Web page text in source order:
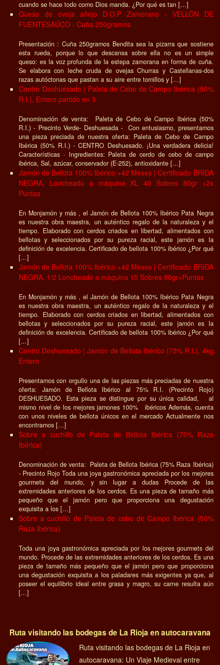
cuando se hace todo como Dios manda. ¿Por qué es tan […]
Queso de oveja añejo D.O.P Zamorano - VELLÓN DE
FUENTESAÚCO - Cuña 250gramos
Presentación : Cuña 250gramos Bendita sea la pizarra que sostiene
esta rueda, porque lo que descansa sobre ella no es un simple
queso: es la voz profunda de la estepa zamorana en forma de cuña.
Se elabora con leche cruda de ovejas Churras y Castellanas-dos
razas autóctonas que pastan a su aire entre tomillos y […]
Centro Deshuesado | Paleta de Cebo de Campo Ibérica (50%
R.I.), Entero partido en 3
Denominación de venta: Paleta de Cebo de Campo Ibérica (50%
R.I.) - Precinto Verde- Deshuesada - Con entusiasmo, presentamos
una pieza preciada de nuestra oferta: Paleta de Cebo de Campo
Ibérica (50% R.I.) - CENTRO Deshuesado. ¡Una verdadera delicia!
Características · Ingredientes: Paleta de cerdo de cebo de campo
ibérica, Sal, azúcar, conservador (E-252), antioxidante […]
Jamón de Bellota 100% Ibérico +42 Meses | Certificado BRIDA
NEGRA, Loncheado a máquina XL 40 Sobres 80gr +2x
Puntas
En Monjamón y más , el Jamón de Bellota 100% Ibérico Pata Negra
es nuestra obra maestra, un auténtico regalo de la naturaleza y el
tiempo. Elaborado con cerdos criados en libertad, alimentados con
bellotas y seleccionados por su pureza racial, este jamón es la
definición de excelencia. Certificado de bellota 100% ibérico ¿Por qué
[…]
Jamón de Bellota 100% Ibérico +42 Meses | Certificado BRIDA
NEGRA, 1/2 Loncheado a máquina 15 Sobres 80gr+Puntas
En Monjamón y más , el Jamón de Bellota 100% Ibérico Pata Negra
es nuestra obra maestra, un auténtico regalo de la naturaleza y el
tiempo. Elaborado con cerdos criados en libertad, alimentados con
bellotas y seleccionados por su pureza racial, este jamón es la
definición de excelencia. Certificado de bellota 100% ibérico ¿Por qué
[…]
Centro Deshuesado | Jamón de Bellota Ibérico (75% R.I.), 4kg
Entero
Presentamos con orgullo una de las piezas más preciadas de nuestra
oferta: Jamón de Bellota Ibérico al 75% R.I. (Precinto Rojo)
DESHUESADO. Esta pieza se distingue por su única calidad, al
mismo nivel de los mejores jamones 100% ibéricos Además, cuenta
con unos niveles de bellota únicos en el mercado Actualmente nos
encontramos […]
Sobre a cuchillo de Paleta de Bellota Ibérica (75% Raza
Ibérica)
Denominación de venta: Paleta de Bellota Ibérica (75% Raza Ibérica)
- Precinto Rojo Toda una joya gastronómica apreciada por los mejores
gourmets del mundo, y sin lugar a dudas Procede de las
extremidades anteriores de los cerdos. Es una pieza de tamaño más
pequeño que el jamón pero que proporciona una degustación
exquisita a los […]
Sobre a cuchillo de Paleta de cebo de Campo Ibérica (50%
Raza Ibérica)
Toda una joya gastronómica apreciada por los mejores gourmets del
mundo. Procede de las extremidades anteriores de los cerdos. Es una
pieza de tamaño más pequeño que el jamón pero que proporciona
una degustación exquisita a los paladares más exigentes ya que, al
poseer el equilibrio ideal entre grasa y magro, su carne resulta aún
[…]
Ruta visitando las bodegas de La Rioja en autocaravana
Ruta visitando las bodegas de La Rioja en
autocaravana: Un Viaje Medieval entre